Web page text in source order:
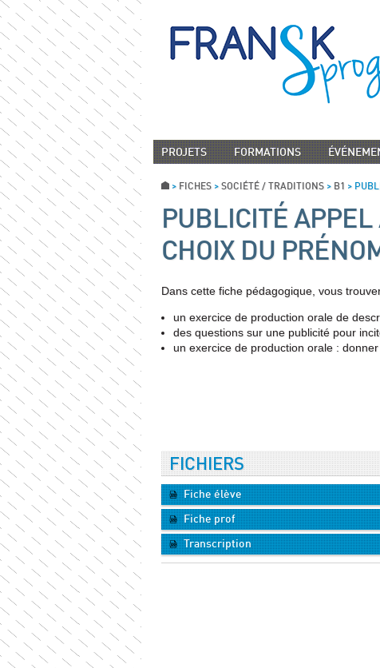
PROJETS FORMATIONS
> FICHES > SOCIÉTÉ / TRADITIONS > B1 >
PUBLICITÉ APPEL
CHOIX DU
Dans cette fiche pédagogique, vous
un exercice de production orale de
des questions sur une publicité pour
un exercice de production orale : donner
FICHIERS
Fiche élève
Fiche prof
Transcription